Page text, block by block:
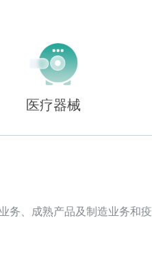
医疗器械
务、成熟产品及制造业务和疫